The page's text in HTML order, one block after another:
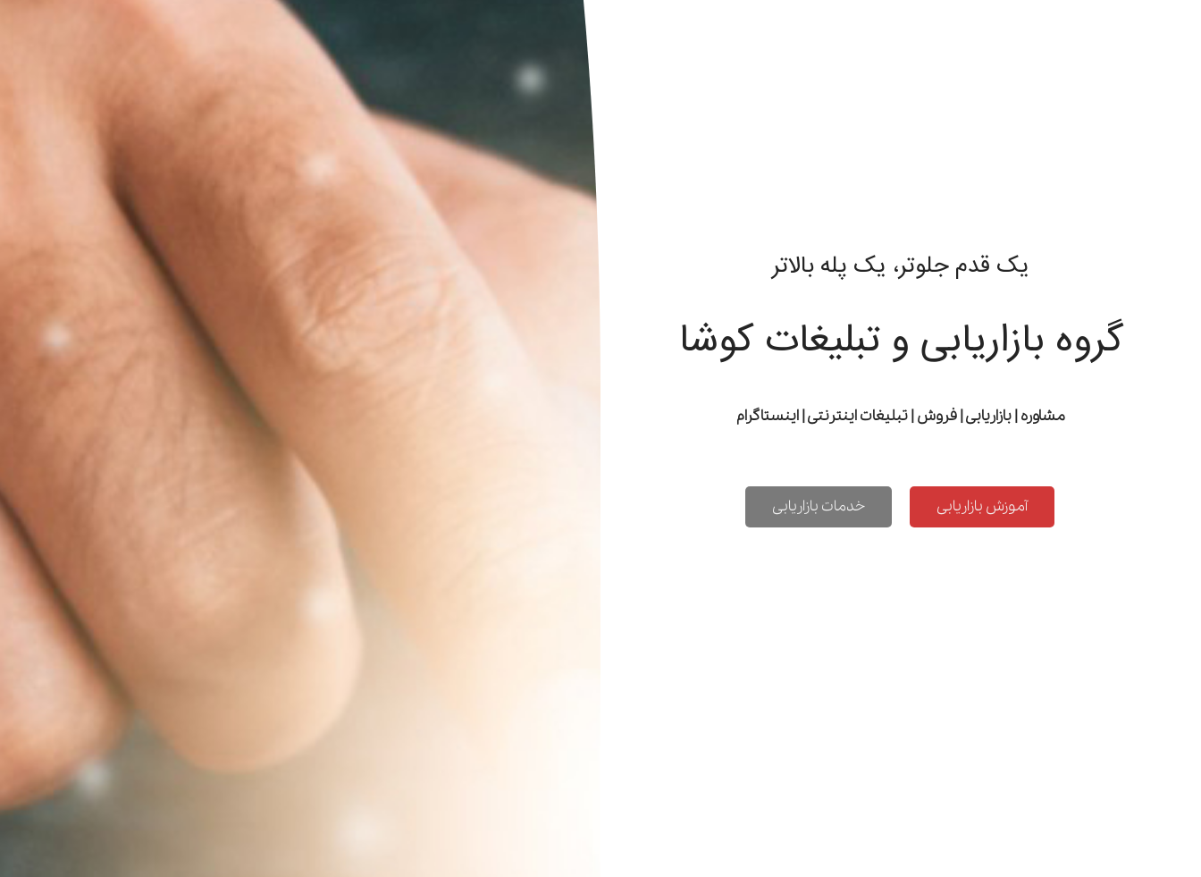
یک قدم جلوتر، یک پله بالاتر
گروه بازاریابی و تبلیغات کوشا
مشاوره | بازاریابی | فروش | تبلیغات اینترنتی | اینستاگرام
آموزش بازاریابی خدمات بازاریابی